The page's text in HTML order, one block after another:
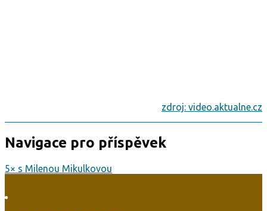
zdroj: video.aktualne.cz
Navigace pro příspěvek
5× s Milenou Mikulkovou